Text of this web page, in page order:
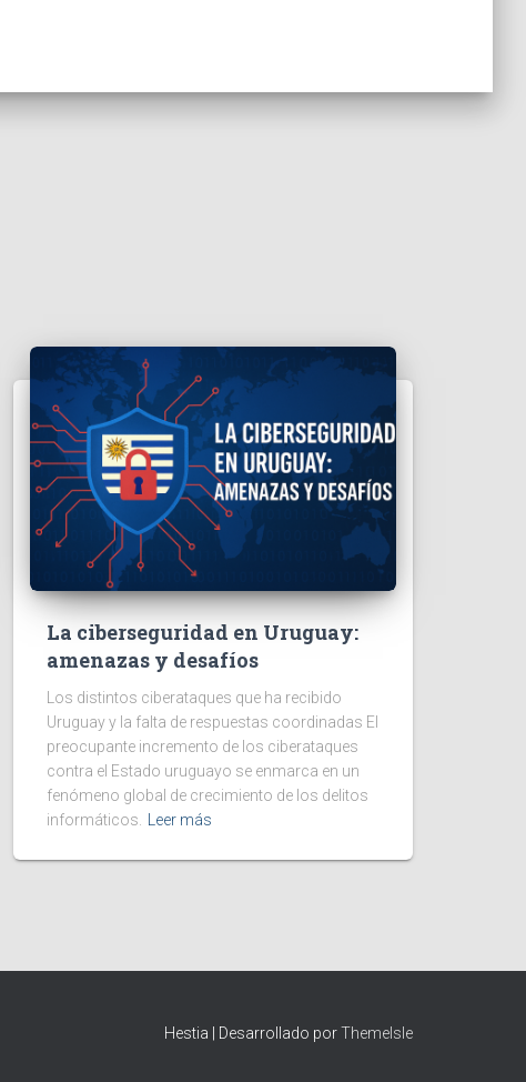
La ciberseguridad en Uruguay:
amenazas y desafíos
Los distintos ciberataques que ha recibido
Uruguay y la falta de respuestas coordinadas El
preocupante incremento de los ciberataques
contra el Estado uruguayo se enmarca en un
fenómeno global de crecimiento de los delitos
informáticos.
Leer más
Hestia | Desarrollado porThemeIsle